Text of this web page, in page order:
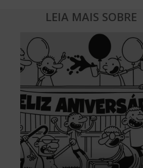
LEIA MAIS SOBRE